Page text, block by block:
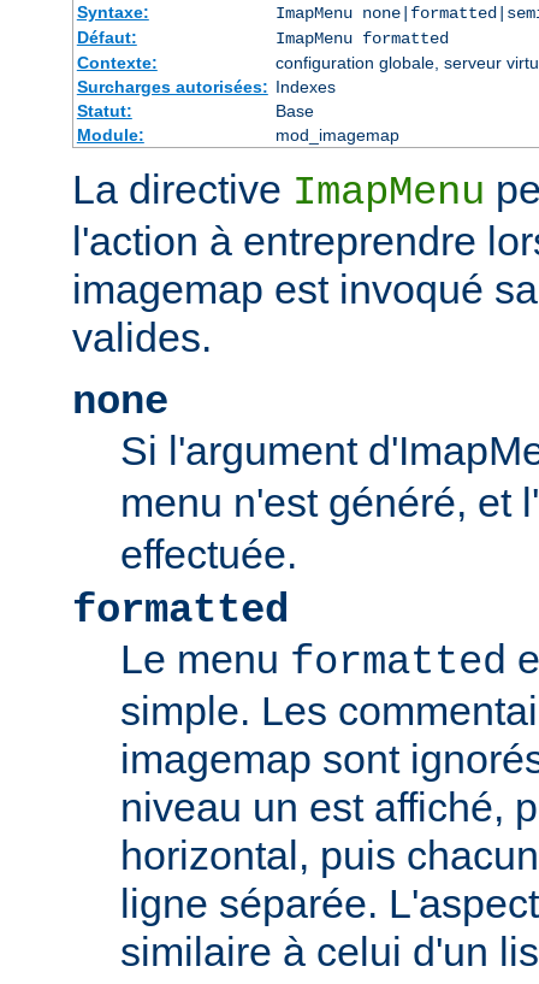
Syntaxe:
ImapMenu
Défaut:
ImapMenu formatted
Contexte:
configuration globale, serveur
Surcharges autorisées: Indexes
Statut:
Base
Module:
mod_imagemap
La directive ImapMenu
l'action à entreprendre
imagemap est invoqué
valides.
none
Si l'argument
menu n'est généré, et
effectuée.
formatted
Le menu formatted
simple. Les
imagemap sont
niveau un est affiché,
horizontal, puis
ligne séparée.
similaire à celui d'un